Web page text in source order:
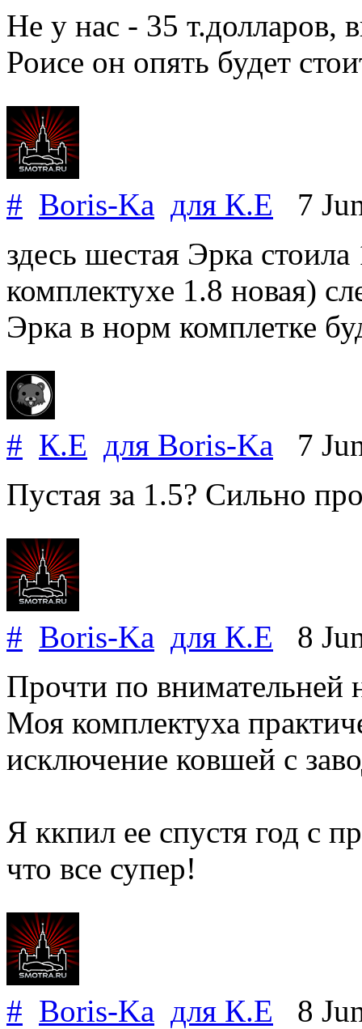
Не у нас - 35 т.долларов,
Роисе он опять будет
# Boris-Ka для К.Е 7
здесь шестая Эрка
комплектухе 1.8 новая)
Эрка в норм комплетке
# К.Е для Boris-Ka 7
Пустая за 1.5? Сильно
# Boris-Ka для К.Е 8
Прочти по внимательней
Моя комплектуха
исключение ковшей с
Я ккпил ее спустя год с
что все супер!
# Boris-Ka для К.Е 8